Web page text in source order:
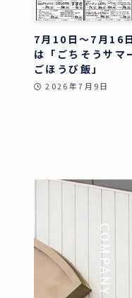
7月10日～7月16
は「ごちそうサマ
ごほうび飯」
2026年7月9日
COMPANY